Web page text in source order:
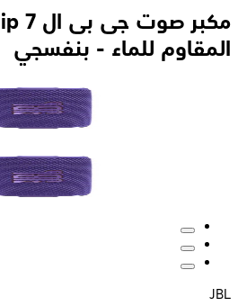
المقاوم للماء - بنفسجي
JBL